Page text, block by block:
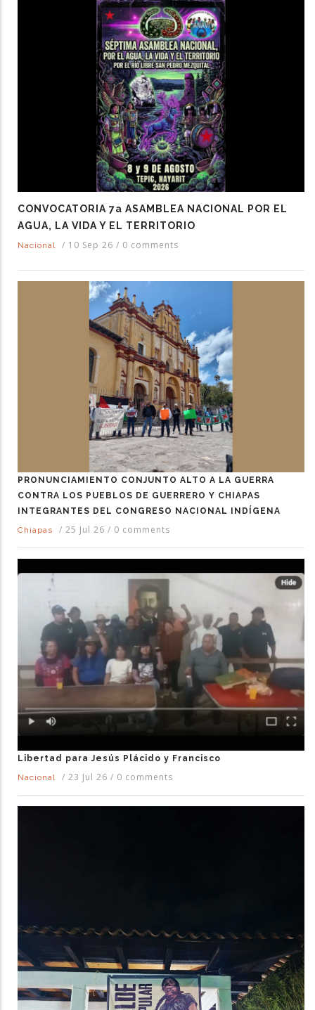
CONVOCATORIA 7a ASAMBLEA NACIONAL POR EL
AGUA, LA VIDA Y EL TERRITORIO
Nacional / 10 Sep 26 / 0 comments
PRONUNCIAMIENTO CONJUNTO ALTO A LA GUERRA
CONTRA LOS PUEBLOS DE GUERRERO Y CHIAPAS
INTEGRANTES DEL CONGRESO NACIONAL INDÍGENA
Chiapas
/ 25 Jul 26 / 0 comments
Libertad para Jesús Plácido y Francisco
Nacional
/ 23 Jul 26 / 0 comments